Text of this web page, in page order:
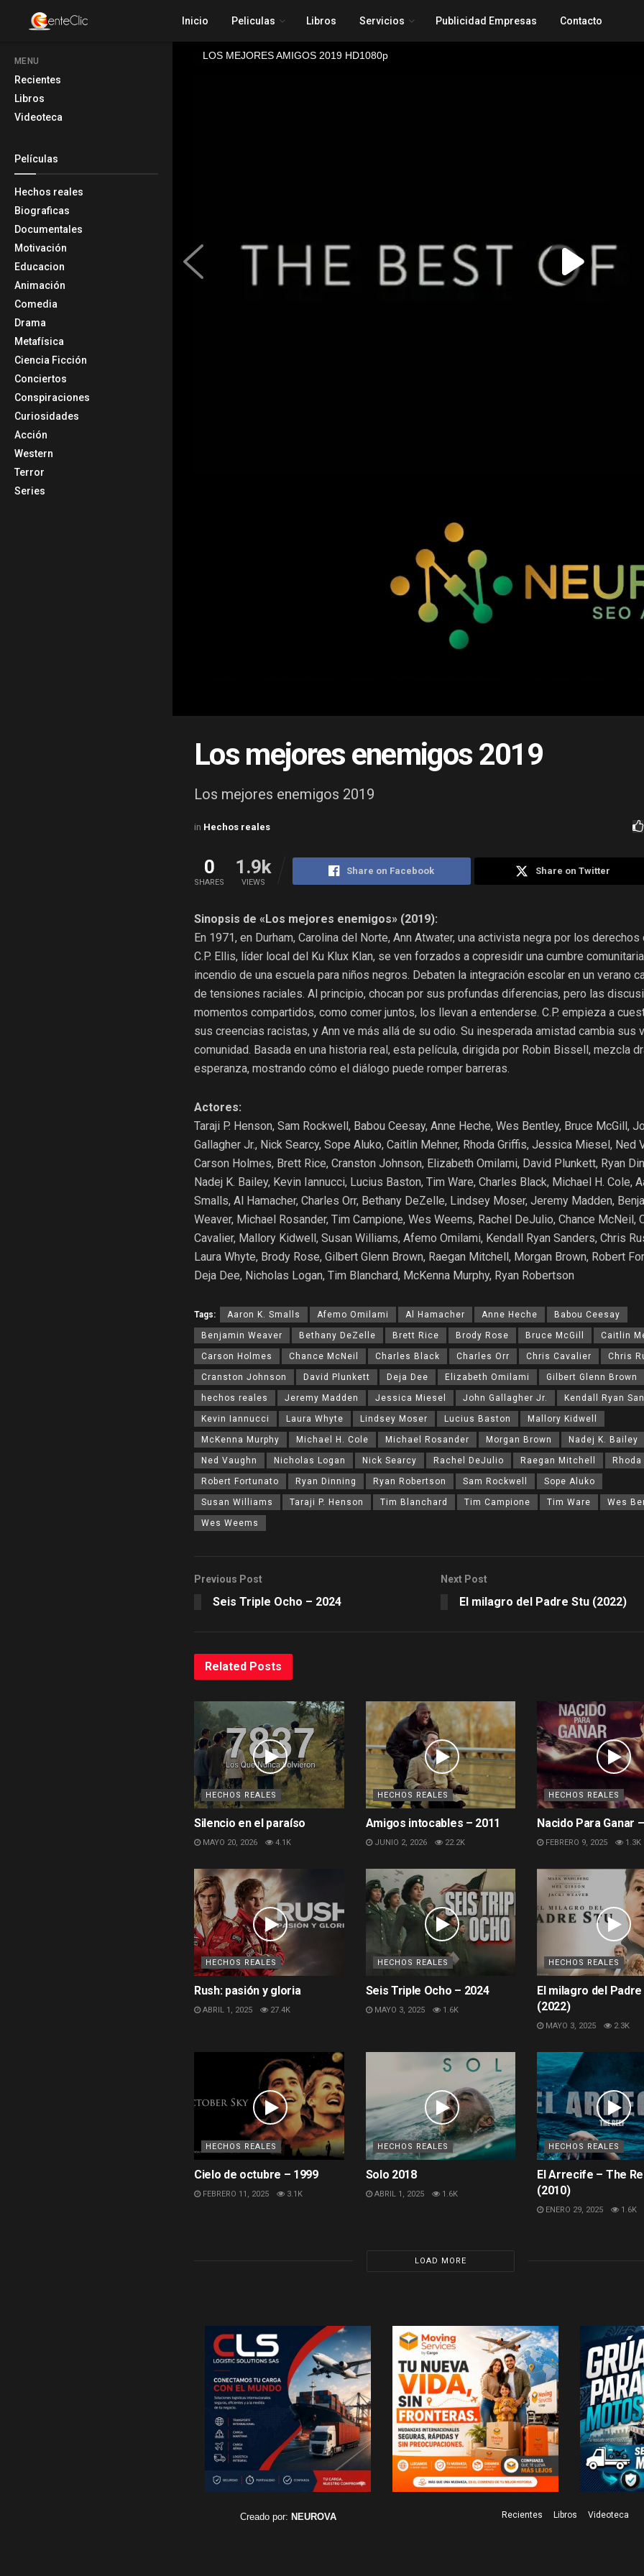
MENU
Recientes
Libros
Videoteca
Películas
Hechos reales
Biograficas
Documentales
Motivación
Educacion
Animación
Comedia
Drama
Metafísica
Ciencia Ficción
Conciertos
Conspiraciones
Curiosidades
Acción
Western
Terror
Series
Inicio Peliculas Libros Servicios Publicidad Empresas Contacto
Los mejores enemigos 2019
Los mejores enemigos 2019
in Hechos reales
0
SHARES
1.9k
VIEWS
Share on Facebook Share on Twitter
Sinopsis de «Los mejores enemigos» (2019):
En 1971, en Durham, Carolina del Norte, Ann Atwater, una activista negra por los
C.P. Ellis, líder local del Ku Klux Klan, se ven forzados a copresidir una cumbre
incendio de una escuela para niños negros. Debaten la integración escolar en un verano
de tensiones raciales. Al principio, chocan por sus profundas diferencias, pero las
momentos compartidos, como comer juntos, los llevan a entenderse. C.P. empieza a
sus creencias racistas, y Ann ve más allá de su odio. Su inesperada amistad cambia sus
comunidad. Basada en una historia real, esta película, dirigida por Robin Bissell, mezcla
esperanza, mostrando cómo el diálogo puede romper barreras.
Actores:
Taraji P. Henson, Sam Rockwell, Babou Ceesay, Anne Heche, Wes Bentley, Bruce McGill,
Gallagher Jr., Nick Searcy, Sope Aluko, Caitlin Mehner, Rhoda Griffis, Jessica Miesel, Ned
Carson Holmes, Brett Rice, Cranston Johnson, Elizabeth Omilami, David Plunkett, Ryan
Nadej K. Bailey, Kevin Iannucci, Lucius Baston, Tim Ware, Charles Black, Michael H. Cole,
Smalls, Al Hamacher, Charles Orr, Bethany DeZelle, Lindsey Moser, Jeremy Madden,
Weaver, Michael Rosander, Tim Campione, Wes Weems, Rachel DeJulio, Chance McNeil,
Cavalier, Mallory Kidwell, Susan Williams, Afemo Omilami, Kendall Ryan Sanders, Chris
Laura Whyte, Brody Rose, Gilbert Glenn Brown, Raegan Mitchell, Morgan Brown, Robert
Deja Dee, Nicholas Logan, Tim Blanchard, McKenna Murphy, Ryan Robertson
Tags: Aaron K. Smalls Afemo Omilami Al Hamacher Anne Heche Babou Ceesay
Benjamin Weaver Bethany DeZelle Brett Rice Brody Rose Bruce McGill Caitlin
Carson Holmes Chance McNeil Charles Black Charles Orr Chris Cavalier Chris
Cranston Johnson David Plunkett Deja Dee Elizabeth Omilami Gilbert Glenn Brown
hechos reales Jeremy Madden Jessica Miesel John Gallagher Jr. Kendall Ryan
Kevin Iannucci Laura Whyte Lindsey Moser Lucius Baston Mallory Kidwell
McKenna Murphy Michael H. Cole Michael Rosander Morgan Brown Nadej K. Bailey
Ned Vaughn Nicholas Logan Nick Searcy Rachel DeJulio Raegan Mitchell
Robert Fortunato Ryan Dinning Ryan Robertson Sam Rockwell Sope Aluko
Susan Williams Taraji P. Henson Tim Blanchard Tim Campione Tim Ware Wes
Wes Weems
Previous Post
Seis Triple Ocho – 2024
Next Post
El milagro del Padre Stu (2022)
Related Posts
HECHOS REALES
Silencio en el paraíso
MAYO 20, 2026 4.1K
HECHOS REALES
Amigos intocables – 2011
JUNIO 2, 2026 22.2K
HECHOS REALES
Nacido Para Ganar
FEBRERO 9, 2025 1.3K
HECHOS REALES
Rush: pasión y gloria
ABRIL 1, 2025 27.4K
HECHOS REALES
Seis Triple Ocho – 2024
MAYO 3, 2025 1.6K
HECHOS REALES
El milagro del Padre
(2022)
MAYO 3, 2025 2.3K
HECHOS REALES
Cielo de octubre – 1999
FEBRERO 11, 2025 3.1K
HECHOS REALES
Solo 2018
ABRIL 1, 2025 1.6K
HECHOS REALES
El Arrecife – The
(2010)
ENERO 29, 2025 1.6K
LOAD MORE
Creado por: NEUROVA Recientes Libros Videoteca